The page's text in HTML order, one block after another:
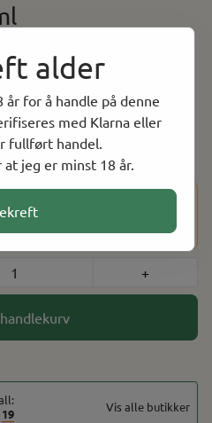
alder
for å handle på denne
med Klarna eller
fullført handel.
jeg er minst 18 år.
til Zentih
på 18 år. Etter at
bli bedt om å bekrefte alderen
for å fullføre bestillingen.
+
19
Vis alle butikker